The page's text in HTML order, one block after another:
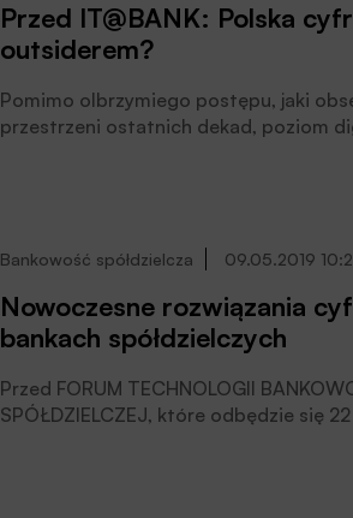
Przed IT@BANK: Polska
outsiderem?
Pomimo olbrzymiego postępu, jaki
przestrzeni ostatnich dekad, poziom
Bankowość spółdzielcza 09.05.2019
Nowoczesne rozwiązania
bankach spółdzielczych
Przed FORUM TECHNOLOGII
SPÓŁDZIELCZEJ, które odbędzie się